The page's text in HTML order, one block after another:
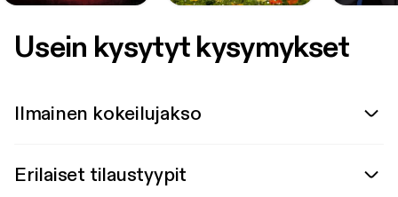
Usein kysytyt kysymykset
Ilmainen kokeilujakso
Erilaiset tilaustyypit